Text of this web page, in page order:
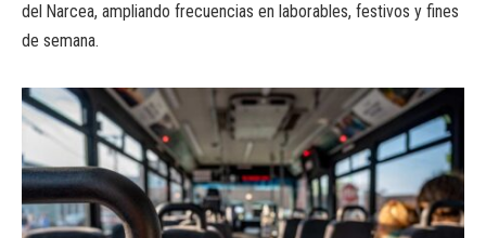
del Narcea, ampliando frecuencias en laborables, festivos y fines
de semana.